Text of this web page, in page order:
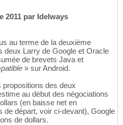
2011 par Idelways
au terme de la deuxième
deux Larry de Google et Oracle
de brevets Java et
» sur Android.
propositions des deux
au début des négociations
(en baisse net en
de départ, voir ci-devant), Google
de dollars.